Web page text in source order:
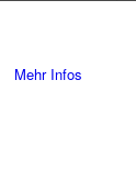
Mehr Infos